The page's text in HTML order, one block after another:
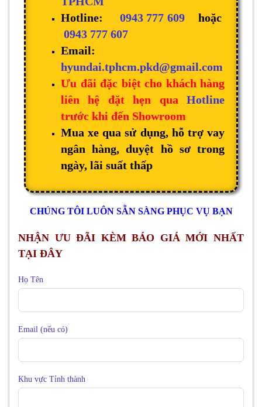
Hotline: 0943 777 609
hoặc
0943 777 607
Email:
hyundai.tphcm.pkd@gmail.com
Ưu đãi đặc biệt cho khách hàng
liên hệ đặt hẹn qua Hotline
trước khi đến Showroom
Mua xe qua sử dụng, hỗ trợ vay
ngân hàng, duyệt hồ sơ trong
ngày, lãi suất thấp
CHÚNG TÔI LUÔN SẴN SÀNG PHỤC VỤ BẠN
NHẬN ƯU ĐÃI KÈM BÁO GIÁ MỚI NHẤT
TẠI ĐÂY
Họ Tên
Email (nếu có)
Khu vực Tỉnh thành